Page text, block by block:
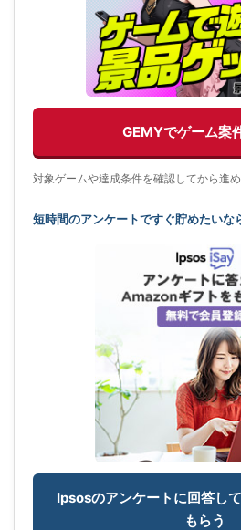
GEMYでゲーム案
対象ゲームや達成条件を確認してから進め
短時間のアンケートですぐ貯めたいな
Ipsosのアンケートに回答し
もらう